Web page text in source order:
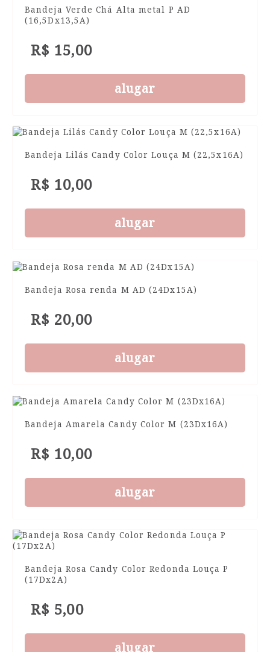
Bandeja Verde Chá Alta metal P AD
(16,5Dx13,5A)
R$ 15,00
alugar
Bandeja Lilás Candy Color Louça M (22,5x16A)
R$ 10,00
alugar
Bandeja Rosa renda M AD (24Dx15A)
R$ 20,00
alugar
Bandeja Amarela Candy Color M (23Dx16A)
R$ 10,00
alugar
Bandeja Rosa Candy Color Redonda Louça P
(17Dx2A)
R$ 5,00
alugar